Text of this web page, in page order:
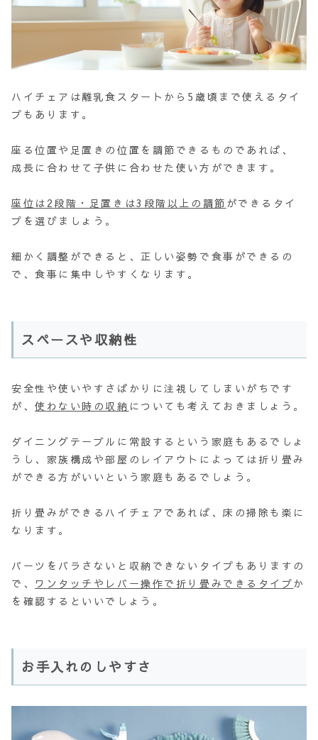
ハイチェアは離乳食スタートから5歳頃まで使えるタイ
プもあります。
座る位置や足置きの位置を調節できるものであれば、
成長に合わせて子供に合わせた使い方ができます。
座位は2段階・足置きは3段階以上の調節 ができるタイ
プを選びましょう。
細かく調整ができると、正しい姿勢で食事ができるの
で、食事に集中しやすくなります。
スペースや収納性
安全性や使いやすさばかりに注視してしまいがちです
が、使わない時の収納 についても考えておきましょう。
ダイニングテーブルに常設するという家庭もあるでしょ
うし、家族構成や部屋のレイアウトによっては折り畳み
ができる方がいいという家庭もあるでしょう。
折り畳みができるハイチェアであれば、床の掃除も楽に
なります。
パーツをバラさないと収納できないタイプもありますの
で、 ワンタッチやレバー操作で折り畳みできるタイプか
を確認するといいでしょう。
お手入れのしやすさ